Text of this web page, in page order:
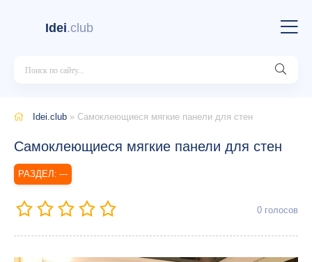
Idei.club
Idei.club » Самоклеющиеся мягкие панели для стен
Самоклеющиеся мягкие панели для стен
---
0 голосов